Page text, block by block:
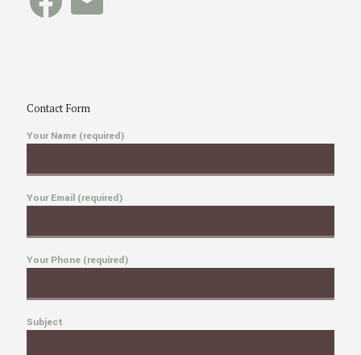
Contact Form
Your Name (required)
Your Email (required)
Your Phone (required)
Subject